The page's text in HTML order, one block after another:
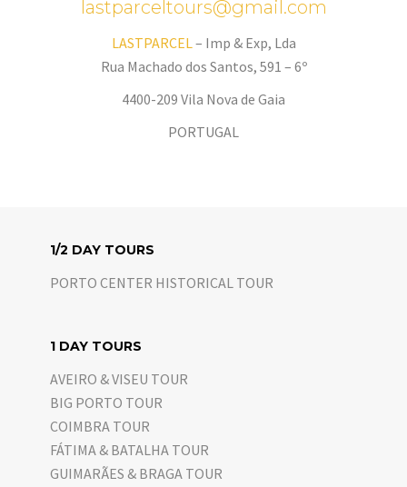
lastparceltours@gmail.com
LASTPARCEL– Imp & Exp, Lda
Rua Machado dos Santos, 591 – 6º
4400-209 Vila Nova de Gaia
PORTUGAL
1/2 DAY TOURS
PORTO CENTER HISTORICAL TOUR
1 DAY TOURS
AVEIRO & VISEU TOUR
BIG PORTO TOUR
COIMBRA TOUR
FÁTIMA & BATALHA TOUR
GUIMARÃES & BRAGA TOUR